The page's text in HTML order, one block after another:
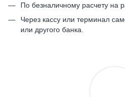
По безналичному расчету на
Через кассу или терминал
или другого банка.